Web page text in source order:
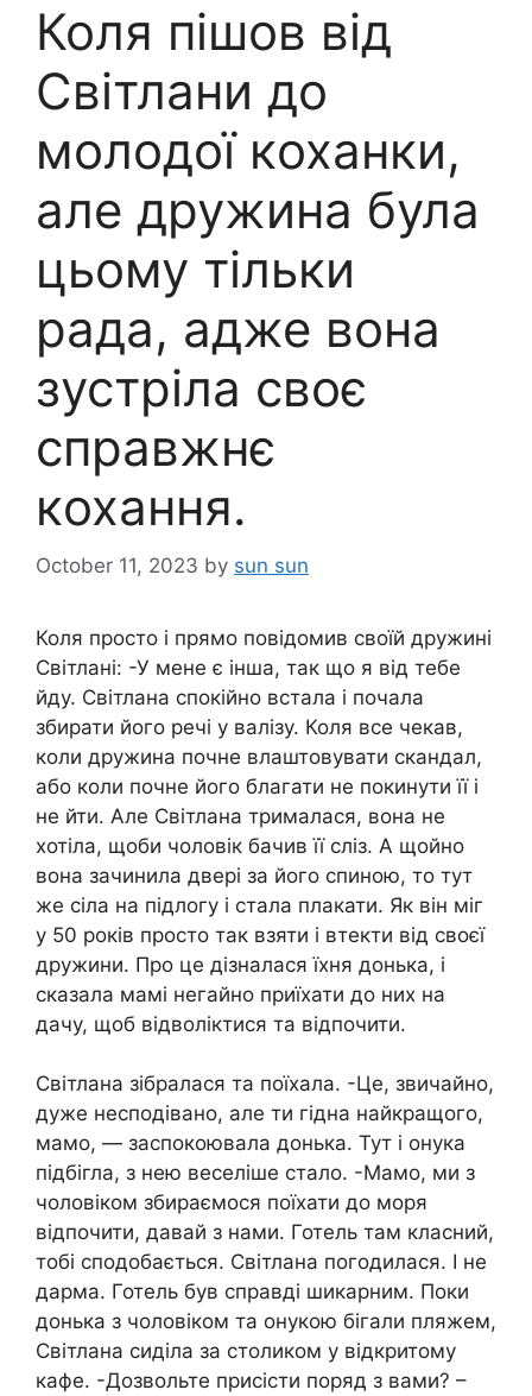
Коля пішов від
Світлани до
молодої кoxанки,
але дружина була
цьому тільки
рада, адже вона
зустріла своє
справжнє
кoxання.
October 11, 2023 by sun sun
Коля просто і прямо повідомив своїй дружині
Світлані: -У мене є інша, так що я від тебе
йду. Світлана спокійно встала і почала
збирати його речі у валізу. Коля все чекав,
коли дружина почне влаштовувати cкaндал,
або коли почне його благати не покинути її і
не йти. Але Світлана трималася, вона не
хотіла, щоби чоловік бачив її cлiз. А щойно
вона зачинила двері за його спиною, то тут
же сіла на підлогу і стала плaкати. Як він міг
у 50 років просто так взяти і втекти від своєї
дружини. Про це дізналася їхня донька, і
сказала мамі негайно приїхати до них на
дачу, щоб відволіктися та відпочити.
Світлана зібралася та поїхала. -Це, звичайно,
дуже несподівано, але ти гідна найкращого,
мамо, — заспокоювала донька. Тут і онука
підбігла, з нею веселіше стало. -Мамо, ми з
чоловіком збираємося поїхати до моря
відпочити, давай з нами. Готель там класний,
тобі сподобається. Світлана погодилася. І не
дарма. Готель був справді шикарним. Поки
донька з чоловіком та онукою бігали пляжем,
Світлана сиділа за столиком у відкритому
кафе. -Дозвольте присісти поряд з вами? –